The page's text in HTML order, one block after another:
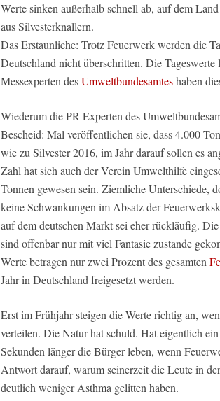
Werte sinken außerhalb schnell ab, auf dem
aus Silvesterknallern.
Das Erstaunliche: Trotz Feuerwerk werden die
Deutschland nicht überschritten. Die
Messexperten desUmweltbundesamteshaben
Wiederum die PR-Experten des
Bescheid: Mal veröffentlichen sie, dass 4.000
wie zu Silvester 2016, im Jahr darauf sollen es
Zahl hat sich auch der Verein Umwelthilfe
Tonnen gewesen sein. Ziemliche Unterschiede,
keine Schwankungen im Absatz der
auf dem deutschen Markt sei eher rückläufig.
sind offenbar nur mit viel Fantasie zustande
Werte betragen nur zwei Prozent des gesamten
Jahr in Deutschland freigesetzt werden.
Erst im Frühjahr steigen die Werte richtig an,
verteilen. Die Natur hat schuld. Hat eigentlich
Sekunden länger die Bürger leben, wenn
Antwort darauf, warum seinerzeit die Leute in
deutlich weniger Asthma gelitten haben.